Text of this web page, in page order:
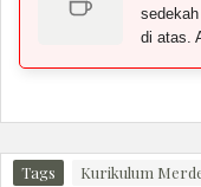
di atas.
Tags Kurikulum